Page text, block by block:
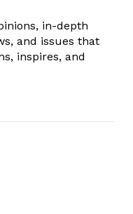
in-depth
and issues that
inspires, and